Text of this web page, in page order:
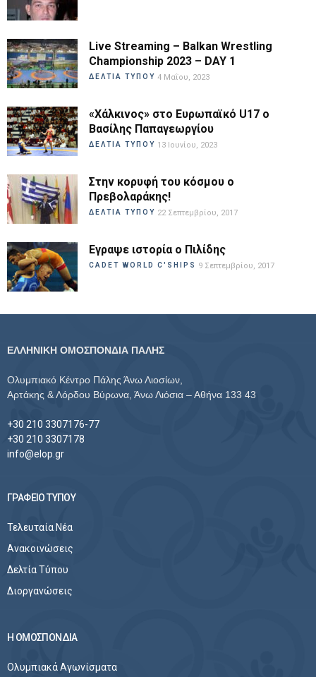
Live Streaming – Balkan Wrestling
Championship 2023 – DAY 1
ΔΕΛΤΙΑ ΤΥΠΟΥ 4 Μαΐου, 2023
«Χάλκινος» στο Ευρωπαϊκό U17 ο
Βασίλης Παπαγεωργίου
ΔΕΛΤΙΑ ΤΥΠΟΥ 13 Ιουνίου, 2023
Στην κορυφή του κόσμου ο
Πρεβολαράκης!
ΔΕΛΤΙΑ ΤΥΠΟΥ 22 Σεπτεμβρίου, 2017
Εγραψε ιστορία ο Πιλίδης
CADET WORLD C'SHIPS 9 Σεπτεμβρίου, 2017
ΕΛΛΗΝΙΚΗ ΟΜΟΣΠΟΝΔΙΑ ΠΑΛΗΣ
Ολυμπιακό Κέντρο Πάλης Άνω Λιοσίων,
Αρτάκης & Λόρδου Βύρωνα, Άνω Λιόσια – Αθήνα 133 43
+30 210 3307176-77
+30 210 3307178
info@elop.gr
ΓΡΑΦΕΙΟ ΤΥΠΟΥ
Τελευταία Νέα
Ανακοινώσεις
Δελτία Τύπου
Διοργανώσεις
Η ΟΜΟΣΠΟΝΔΙΑ
Ολυμπιακά Αγωνίσματα